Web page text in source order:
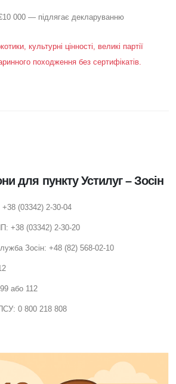
000 — підлягає декларуванню
культурні цінності, великі партії
походження без сертифікатів.
для пункту Устилуг – Зосін
(03342) 2-30-04
+38 (03342) 2-30-20
Зосін: +48 (82) 568-02-10
або 112
0 800 218 808